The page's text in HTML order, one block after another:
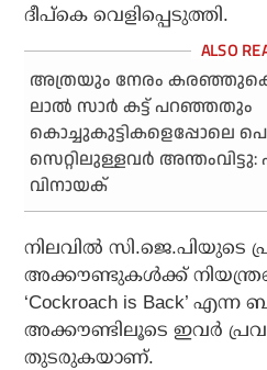
ദീപ്കെ വെളിപ്പെടുത്തി.
അത്രയും നേരം
ലാല്‍ സാര്‍ കട്ട് പറഞ്ഞതും
കൊച്ചുകുട്ടികളെപ്പോലെ
സെറ്റിലുള്ളവര്‍ അന്തംവിട്ടു:
വിനായക്
നിലവില്‍ സി.ജെ.പിയുടെ
അക്കൗണ്ടുകള്‍ക്ക്
‘Cockroach is Back’ എന്ന
അക്കൗണ്ടിലൂടെ ഇവര്‍
തുടരുകയാണ്.